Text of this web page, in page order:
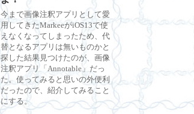
今まで画像注釈アプリとして愛
用してきたMarkeeがiOS13で使
えなくなってしまったため、代
替となるアプリは無いものかと
探した結果見つけたのが、画像
注釈アプリ「Annotable」だっ
た。使ってみると思いの外便利
だったので、紹介してみること
にする。